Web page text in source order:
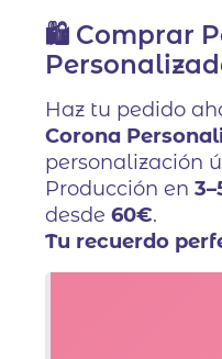
🛍️ Comprar
Haz tu pedido
Corona
personalización
Producción en
desde60€.
Tu recuerdo